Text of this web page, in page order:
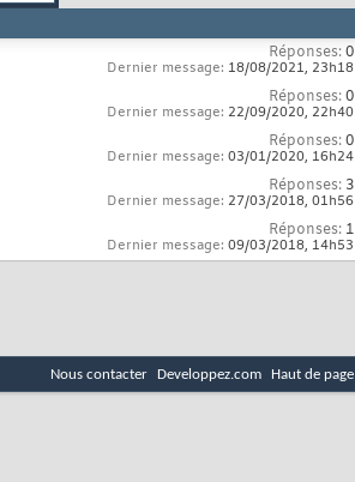
Réponses:0
Dernier message: 18/08/2021, 23h18
Réponses:0
Dernier message: 22/09/2020, 22h40
Réponses:0
Dernier message: 03/01/2020, 16h24
Réponses: 3
Dernier message: 27/03/2018, 01h56
Réponses: 1
Dernier message: 09/03/2018, 14h53
Nous contacter Developpez.com Haut de page